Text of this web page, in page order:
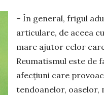
– În general, frigul
articulare, de aceea
mare ajutor celor
Reumatismul este de
afecțiuni care
tendoanelor, oaselor,